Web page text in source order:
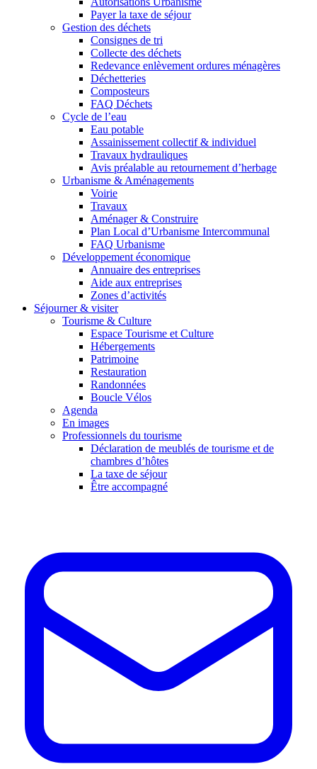
Payer la taxe de séjour
Gestion des déchets
Consignes de tri
Collecte des déchets
Redevance enlèvement ordures ménagères
Déchetteries
Composteurs
FAQ Déchets
Cycle de l’eau
Eau potable
Assainissement collectif & individuel
Travaux hydrauliques
Avis préalable au retournement d’herbage
Urbanisme & Aménagements
Voirie
Travaux
Aménager & Construire
Plan Local d’Urbanisme Intercommunal
FAQ Urbanisme
Développement économique
Annuaire des entreprises
Aide aux entreprises
Zones d’activités
Séjourner & visiter
Tourisme & Culture
Espace Tourisme et Culture
Hébergements
Patrimoine
Restauration
Randonnées
Boucle Vélos
Agenda
En images
Professionnels du tourisme
Déclaration de meublés de tourisme et de
chambres d’hôtes
La taxe de séjour
Être accompagné